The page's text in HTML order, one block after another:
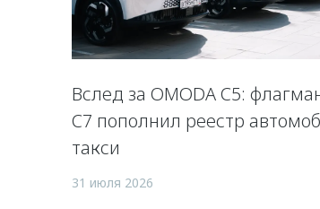
Вслед за OMODA C5:
C7 пополнил реестр
такси
31 июля 2026